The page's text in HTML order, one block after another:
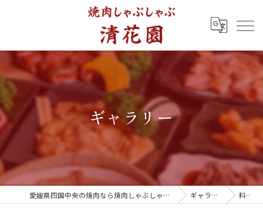
ギャラリー
愛媛県四国中央の焼肉なら焼肉しゃぶしゃぶ 清花園 ギャラリー 料理